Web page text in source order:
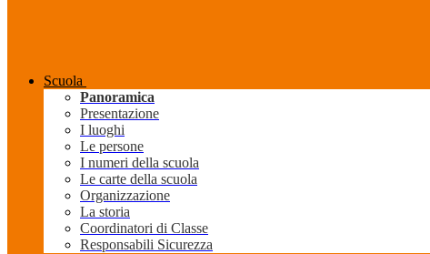
Scuola
Panoramica
Presentazione
I luoghi
Le persone
I numeri della scuola
Le carte della scuola
Organizzazione
La storia
Coordinatori di Classe
Responsabili Sicurezza